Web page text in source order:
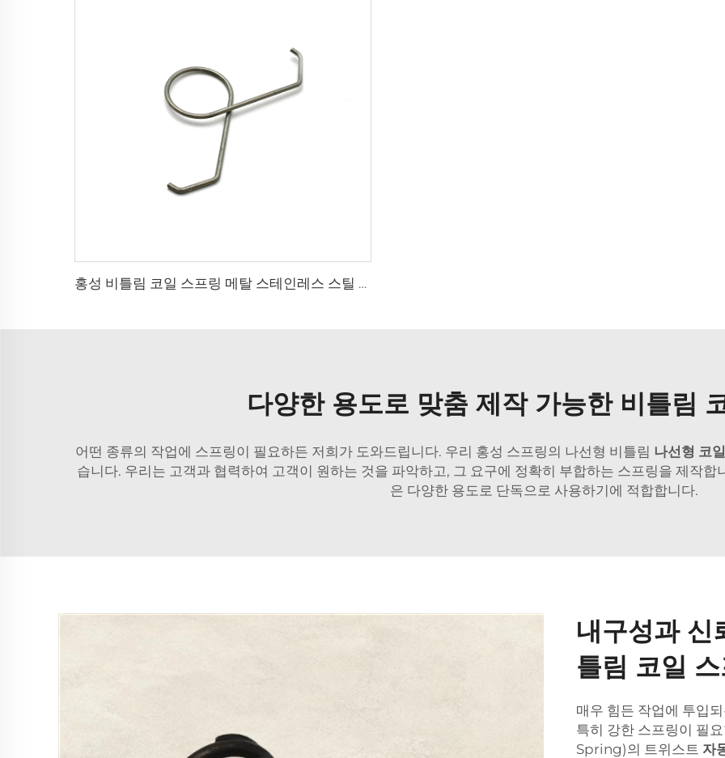
홍성 비틀림 코일 스프링 메탈 스테인레스 스틸 나선형 비틀림 스프링
다양한 용도로 맞춤 제작 가능한 비틀림
어떤 종류의 작업에 스프링이 필요하든 저희가 도와드립니다. 우리 홍성 스프링의 나선형 비틀림 나선형 코
습니다. 우리는 고객과 협력하여 고객이 원하는 것을 파악하고, 그 요구에 정확히 부합하는 스프링을 제작
은 다양한 용도로 단독으로 사용하기에 적합합니다.
내구성과 신
틀림 코일
매우 힘든 작업에 투입
특히 강한 스프링이 필
Spring)의 트위스트 자